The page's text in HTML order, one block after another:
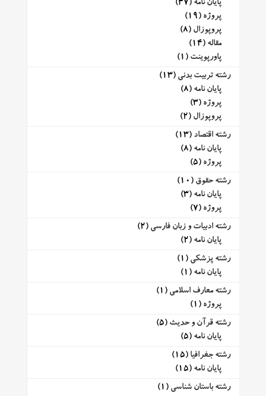
پایان نامه (47)
پروژه (19)
پروپوزال (8)
مقاله (14)
پاورپوینت (1)
رشته تربیت بدنی (13)
پایان نامه (8)
پروژه (3)
پروپوزال (2)
رشته اقتصاد (13)
پایان نامه (8)
پروژه (5)
رشته حقوق (10)
پایان نامه (3)
پروژه (7)
رشته ادبیات و زبان فارسی (2)
پایان نامه (2)
رشته پزشکی (1)
پایان نامه (1)
رشته معارف اسلامی (1)
پروژه (1)
رشته قرآن و حدیث (5)
پایان نامه (5)
رشته جغرافیا (15)
پایان نامه (15)
رشته باستان شناسی (1)